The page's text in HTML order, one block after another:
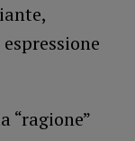
“ragione”